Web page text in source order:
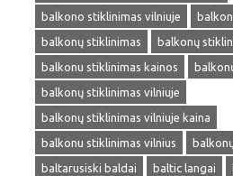
balkono stiklinimas vilniuje
balkonų stiklinimas
balkonų
balkonu stiklinimas kainos
balkonų stiklinimas vilniuje
balkonų stiklinimas vilniuje kaina
balkonu stiklinimas vilnius
baltarusiski baldai
baltic langai